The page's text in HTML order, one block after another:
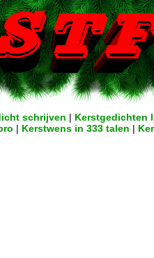
schrijven | Kerstgedichten
| Kerstwens in 333 talen |